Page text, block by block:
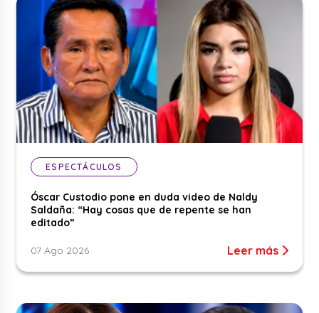
ESPECTÁCULOS
Óscar Custodio pone en duda video de Naldy
Saldaña: “Hay cosas que de repente se han
editado”
07 Ago 2026 Leer más